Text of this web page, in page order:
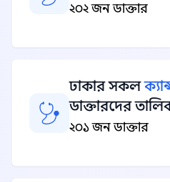
২০২ জন ডাক্তার
ঢাকার সকল
ডাক্তারদের
২০১ জন ডাক্তার